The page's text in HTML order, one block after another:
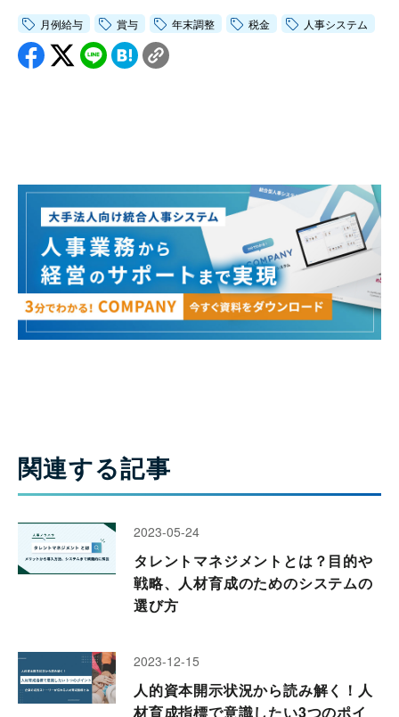
月例給与 賞与 年末調整 税金 人事システム
関連する記事
2023-05-24
タレントマネジメントとは？目的や
戦略、人材育成のためのシステムの
選び方
2023-12-15
人的資本開示状況から読み解く！人
材育成指標で意識したい3つのポイ